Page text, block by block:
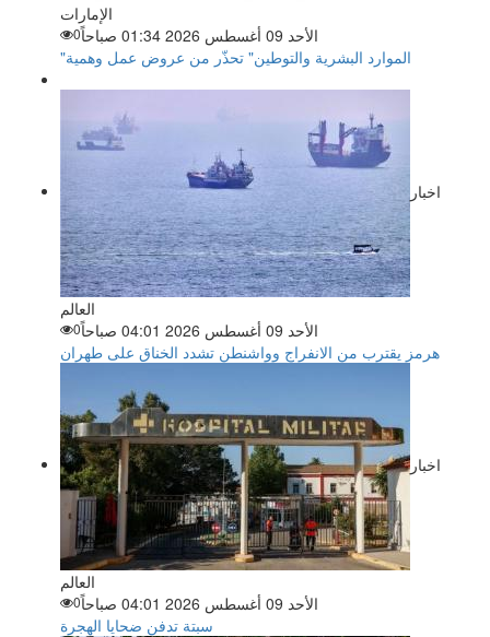
الإمارات
الأحد 09 أغسطس 2026 01:34 صباحاً
0
"الموارد البشرية والتوطين" تحذّر من عروض عمل وهمية
اخبار
العالم
الأحد 09 أغسطس 2026 04:01 صباحاً
0
هرمز يقترب من الانفراج وواشنطن تشدد الخناق على طهران
اخبار
العالم
الأحد 09 أغسطس 2026 04:01 صباحاً
0
سبتة تدفن ضحايا الهجرة